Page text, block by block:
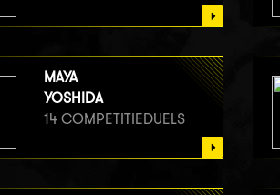
MAYA
YOSHIDA
14 COMPETITIEDUELS